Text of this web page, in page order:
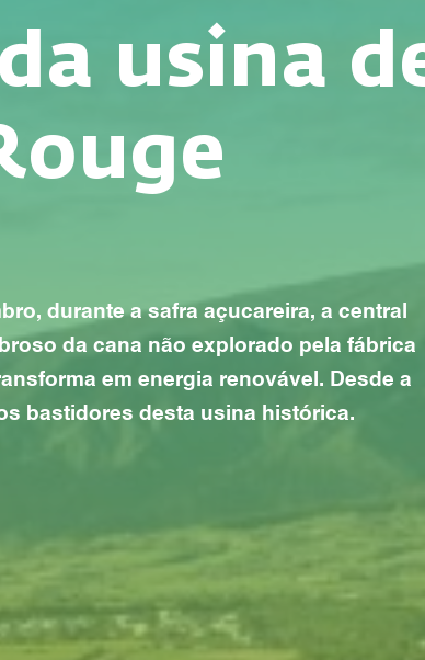
usina
durante a safra açucareira, a central
da cana não explorado pela fábrica
em energia renovável. Desde a
bastidores desta usina histórica.